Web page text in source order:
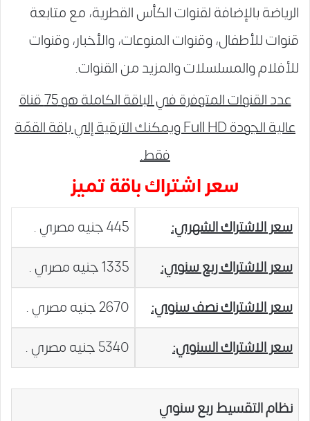
الرياضة بالإضافة لقنوات الكأس القطرية، مع متابعة
قنوات للأطفال، وقنوات المنوعات، والأخبار، وقنوات
للأفلام والمسلسلات والمزيد من القنوات.
عدد القنوات المتوفرة في الباقة الكاملة هو 75 قناة
عالية الجودة Full HD ويمكنك الترقية إلي باقة القمّة
فقط.
سعر اشتراك باقة تميز
سعر الاشتراك الشهري:
445 جنيه مصري .
سعر الاشتراك ربع سنوي:
1335 جنيه مصري .
سعر الاشتراك نصف سنوي:
2670 جنيه مصري .
سعر الاشتراك السنوي:
5340 جنيه مصري .
نظام التقسيط ربع سنوي